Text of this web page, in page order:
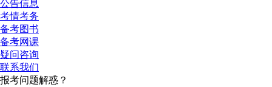
公告信息
考情考务
备考图书
备考网课
疑问咨询
联系我们
报考问题解惑？